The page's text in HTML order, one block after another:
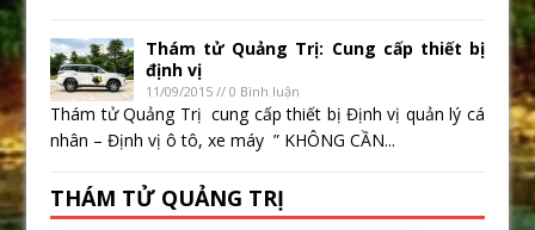
Thám tử Quảng Trị: Cung cấp thiết bị
định vị
11/09/2015 // 0 Bình luận
Thám tử Quảng Trị cung cấp thiết bị Định vị quản lý cá
nhân – Định vị ô tô, xe máy ” KHÔNG CẦN...
THÁM TỬ QUẢNG TRỊ